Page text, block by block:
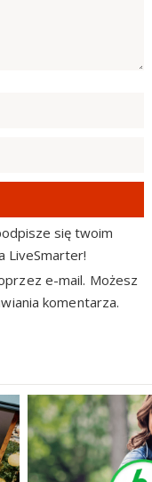
się twoim
LiveSmarter!
e-mail. Możesz
komentarza.